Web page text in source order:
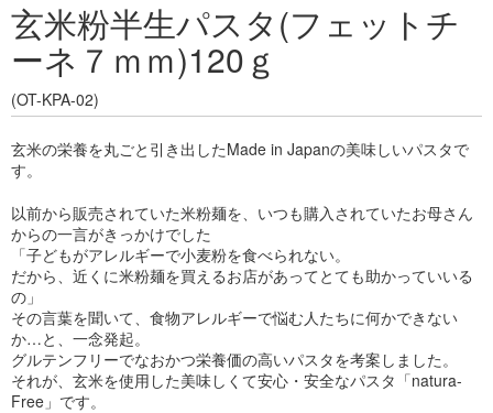
玄米粉半生パスタ(フェットチ
ーネ７ｍｍ)120ｇ
(OT-KPA-02)
玄米の栄養を丸ごと引き出したMade in Japanの美味しいパスタで
す。
以前から販売されていた米粉麺を、いつも購入されていたお母さん
からの一言がきっかけでした
「子どもがアレルギーで小麦粉を食べられない。
だから、近くに米粉麺を買えるお店があってとても助かっていいる
の」
その言葉を聞いて、食物アレルギーで悩む人たちに何かできない
か…と、一念発起。
グルテンフリーでなおかつ栄養価の高いパスタを考案しました。
それが、玄米を使用した美味しくて安心・安全なパスタ「natura-
Free」です。